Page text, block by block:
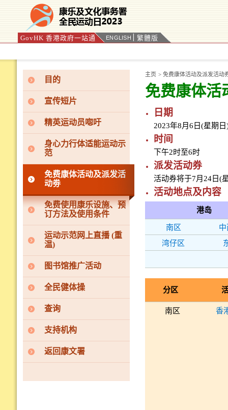
GovHK 香港政府一站通 ENGLISH 繁體版
按“Tab”进入菜单
目的
宣传短片
精英运动员唿吁
身心力行体适能运动示
范
免费康体活动及派发活
动劵
免费使用康乐设施、预
订方法及使用条件
运动示范网上直播 (重
温)
图书馆推广活动
全民健体操
查询
支持机构
返回康文署
主页 > 免费康体活动及派发活动
免费康体活
日期
2023年8月6日(星期日
时间
下午2时至6时
派发活动券
活动券将于7月24日(
活动地点及内容
港岛
南区
湾仔区
分区
南区 香